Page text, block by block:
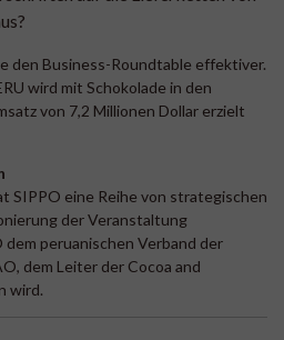
den Business-Roundtable effektiver.
wird mit Schokolade in den
von 7,2 Millionen Dollar erzielt
SIPPO eine Reihe von strategischen
der Veranstaltung
peruanischen Verband der
dem Leiter der Cocoa and
wird.